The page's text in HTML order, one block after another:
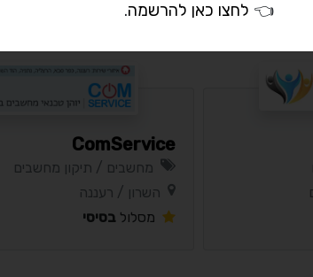
ComService
מחשבים / תיקון מחשבים
השרון / רעננה
מסלול בסיסי
👈 לחצו כאן להרשמה.